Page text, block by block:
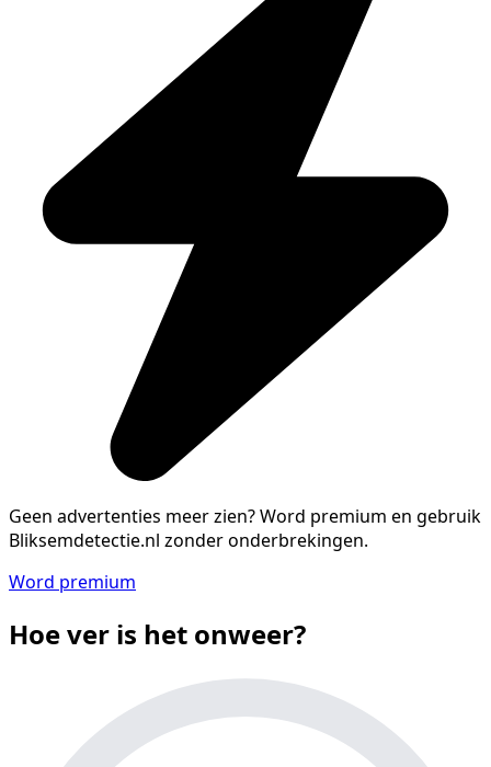
Geen advertenties meer zien?Word premium en gebruik
Bliksemdetectie.nl zonder onderbrekingen.
Word premium
Hoe ver is het onweer?